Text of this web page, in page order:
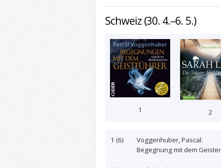
Schweiz (30. 4.–6. 5.)
1 2
1 (6)
Voggenhuber, Pascal:
Begegnung mit dem